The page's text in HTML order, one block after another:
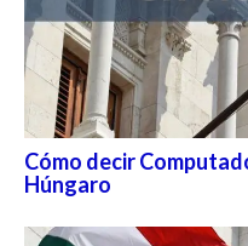
Cómo decir
Húngaro